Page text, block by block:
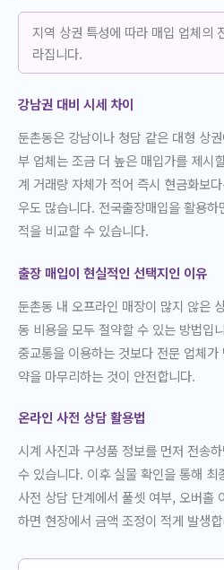
지역 상권 특성에 따라 매입 업체의
라집니다.
강남권 대비 시세 차이
둔촌동은 강남이나 청담 같은 대형 상
부 업체는 조금 더 높은 매입가를 제시
계 거래량 자체가 적어 즉시 현금화보
우도 많습니다. 전국출장매입을 활용
적을 비교할 수 있습니다.
출장 매입이 현실적인 선택지인 이유
둔촌동 내 오프라인 매장이 많지 않은
동 비용을 모두 절약할 수 있는 방법입
중교통을 이용하는 것보다 전문 업체
약을 마무리하는 것이 안전합니다.
온라인 사전 상담 활용법
시계 사진과 구성품 정보를 먼저 전송
수 있습니다. 이후 실물 확인을 통해 최
사전 상담 단계에서 풀셋 여부, 오버홀
하면 현장에서 금액 조정이 적게 발생